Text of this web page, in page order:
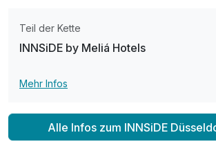
Für 4 Tage
Teil der Kette
INNSiDE by Meliá Hotels
Mehr Infos
Alle Infos zum INNSiDE